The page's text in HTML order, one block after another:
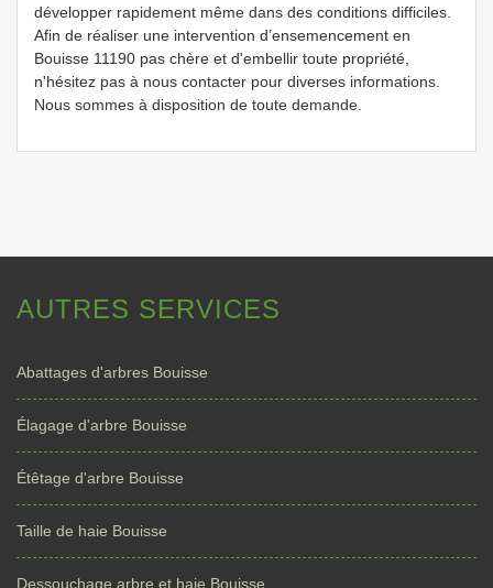
développer rapidement même dans des conditions difficiles.
Afin de réaliser une intervention d’ensemencement en
Bouisse 11190 pas chère et d'embellir toute propriété,
n'hésitez pas à nous contacter pour diverses informations.
Nous sommes à disposition de toute demande.
AUTRES SERVICES
Abattages d'arbres Bouisse
Élagage d'arbre Bouisse
Étêtage d'arbre Bouisse
Taille de haie Bouisse
Dessouchage arbre et haie Bouisse